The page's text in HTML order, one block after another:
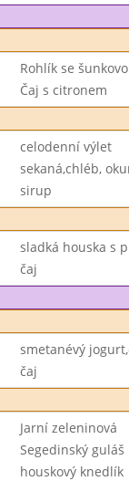
Rohlík se
Čaj s citronem
celodenní výlet
sekaná,chléb,
sirup
sladká houska s
čaj
smetanévý
čaj
Jarní zeleninová
Segedinský guláš
houskový knedlík